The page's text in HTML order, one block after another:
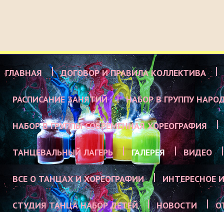
ГЛАВНАЯ ДОГОВОР И ПРАВИЛА КОЛЛЕКТИВА
РАСПИСАНИЕ ЗАНЯТИЙ НАБОР В ГРУППУ
НАБОР В ГРУППЫ СОВРЕМЕННАЯ ХОРЕОГРАФИЯ
ТАНЦЕВАЛЬНЫЙ ЛАГЕРЬ ГАЛЕРЕЯ ВИДЕО
ВСЕ О ТАНЦАХ И ХОРЕОГРАФИИ ИНТЕРЕСНОЕ
СТУДИЯ ТАНЦА НАБОР ДЕТЕЙ НОВОСТИ